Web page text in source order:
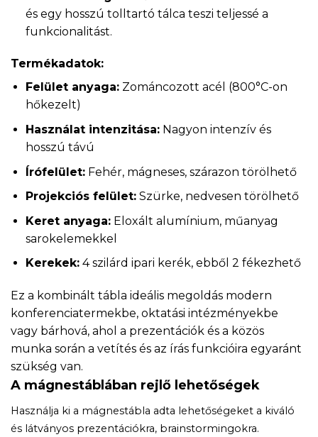
és egy hosszú tolltartó tálca teszi teljessé a
funkcionalitást.
Termékadatok:
Felület anyaga:Zománcozott acél (800°C-on
hőkezelt)
Használat intenzitása:Nagyon intenzív és
hosszú távú
Írófelület:Fehér, mágneses, szárazon törölhető
Projekciós felület:Szürke, nedvesen törölhető
Keret anyaga:Eloxált alumínium, műanyag
sarokelemekkel
Kerekek:4 szilárd ipari kerék, ebből 2 fékezhető
Ez a kombinált tábla ideális megoldás modern
konferenciatermekbe, oktatási intézményekbe
vagy bárhová, ahol a prezentációk és a közös
munka során a vetítés és az írás funkcióira egyaránt
szükség van.
A mágnestáblában rejlő lehetőségek
Használja ki a mágnestábla adta lehetőségeket a kiváló
és látványos prezentációkra, brainstormingokra.